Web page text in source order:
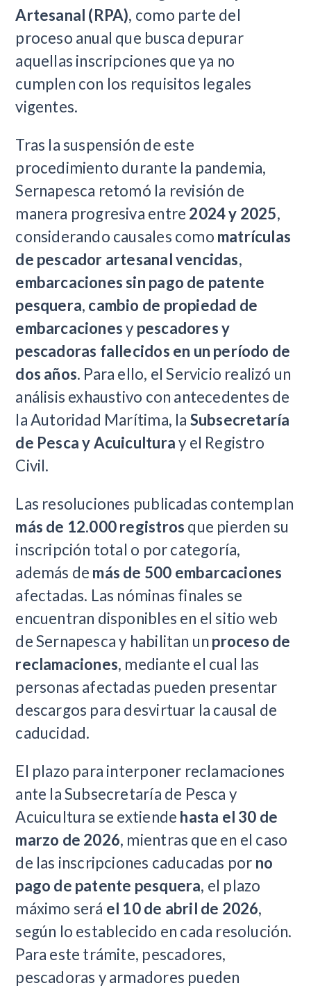
Artesanal (RPA), como parte del
proceso anual que busca depurar
aquellas inscripciones que ya no
cumplen con los requisitos legales
vigentes.
Tras la suspensión de este
procedimiento durante la pandemia,
Sernapesca retomó la revisión de
manera progresiva entre 2024 y 2025,
considerando causales como matrículas
de pescador artesanal vencidas,
embarcaciones sin pago de patente
pesquera, cambio de propiedad de
embarcacionesy pescadores y
pescadoras fallecidos en un período de
dos años. Para ello, el Servicio realizó un
análisis exhaustivo con antecedentes de
la Autoridad Marítima, la Subsecretaría
de Pesca y Acuiculturay el Registro
Civil.
Las resoluciones publicadas contemplan
más de 12.000 registros que pierden su
inscripción total o por categoría,
además de más de 500 embarcaciones
afectadas. Las nóminas finales se
encuentran disponibles en el sitio web
de Sernapesca y habilitan un proceso de
reclamaciones, mediante el cual las
personas afectadas pueden presentar
descargos para desvirtuar la causal de
caducidad.
El plazo para interponer reclamaciones
ante la Subsecretaría de Pesca y
Acuicultura se extiende hasta el 30 de
marzo de 2026, mientras que en el caso
de las inscripciones caducadas por no
pago de patente pesquera, el plazo
máximo será el 10 de abril de 2026,
según lo establecido en cada resolución.
Para este trámite, pescadores,
pescadoras y armadores pueden